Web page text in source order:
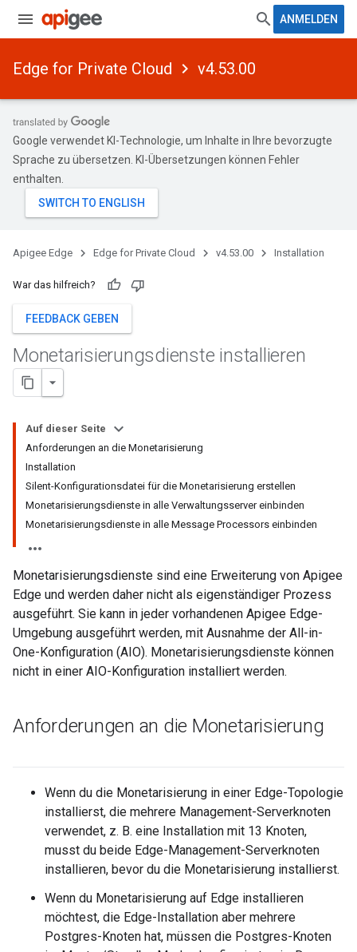
ANMELDEN
Edge for Private Cloud v4.53.00
Google verwendet KI-Technologie, um Inhalte in Ihre bevorzugte
Sprache zu übersetzen. KI-Übersetzungen können Fehler
enthalten.
Apigee Edge Edge for Private Cloud v4.53.00 Installation
War das hilfreich?
FEEDBACK GEBEN
Monetarisierungsdienste installieren
Auf dieser Seite
Anforderungen an die Monetarisierung
Installation
Silent-Konfigurationsdatei für die Monetarisierung erstellen
Monetarisierungsdienste in alle Verwaltungsserver einbinden
Monetarisierungsdienste in alle Message Processors einbinden
Monetarisierungsdienste sind eine Erweiterung von Apigee
Edge und werden daher nicht als eigenständiger Prozess
ausgeführt. Sie kann in jeder vorhandenen Apigee Edge-
Umgebung ausgeführt werden, mit Ausnahme der All-in-
One-Konfiguration (AIO). Monetarisierungsdienste können
nicht in einer AIO-Konfiguration installiert werden.
Anforderungen an die Monetarisierung
Wenn du die Monetarisierung in einer Edge-Topologie
installierst, die mehrere Management-Serverknoten
verwendet, z. B. eine Installation mit 13 Knoten,
musst du beide Edge-Management-Serverknoten
installieren, bevor du die Monetarisierung installierst.
Wenn du Monetarisierung auf Edge installieren
möchtest, die Edge-Installation aber mehrere
Postgres-Knoten hat, müssen die Postgres-Knoten